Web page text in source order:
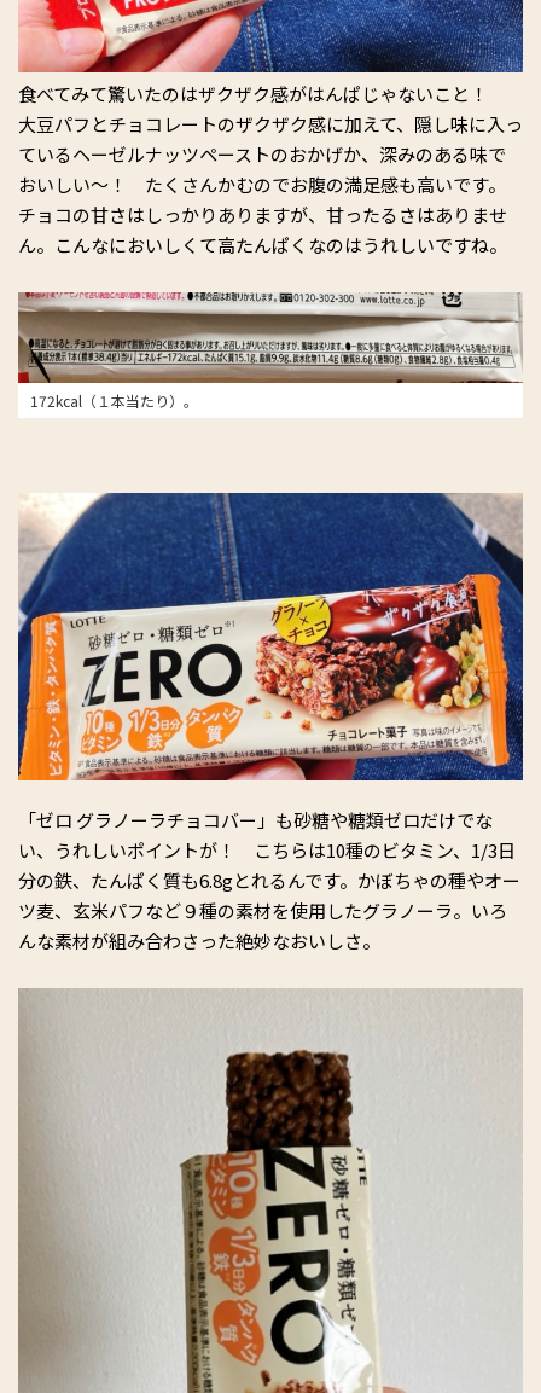
食べてみて驚いたのはザクザク感がはんぱじゃないこと！
大豆パフとチョコレートのザクザク感に加えて、隠し味に入っ
ているヘーゼルナッツペーストのおかげか、深みのある味で
おいしい～！ たくさんかむのでお腹の満足感も高いです。
チョコの甘さはしっかりありますが、甘ったるさはありませ
ん。こんなにおいしくて高たんぱくなのはうれしいですね。
172kcal（１本当たり）。
「ゼロ グラノーラチョコバー」も砂糖や糖類ゼロだけでな
い、うれしいポイントが！ こちらは10種のビタミン、1/3日
分の鉄、たんぱく質も6.8gとれるんです。かぼちゃの種やオー
ツ麦、玄米パフなど９種の素材を使用したグラノーラ。いろ
んな素材が組み合わさった絶妙なおいしさ。